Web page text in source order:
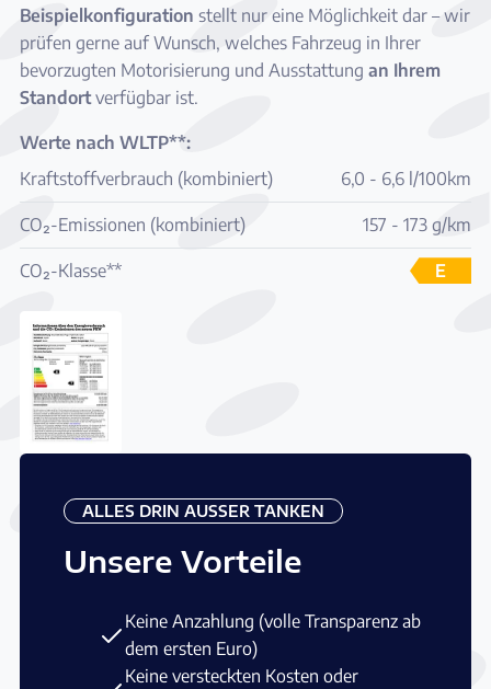
Beispielkonfiguration stellt nur eine Möglichkeit dar – wir
prüfen gerne auf Wunsch, welches Fahrzeug in Ihrer
bevorzugten Motorisierung und Ausstattung an Ihrem
Standortverfügbar ist.
Werte nach WLTP**:
Kraftstoffverbrauch (kombiniert)
6,0 - 6,6 l/100km
CO₂-Emissionen (kombiniert) 157 - 173 g/km
CO₂-Klasse** E
ALLES DRIN AUSSER TANKEN
Unsere Vorteile
Keine Anzahlung (volle Transparenz ab
dem ersten Euro)
Keine versteckten Kosten oder